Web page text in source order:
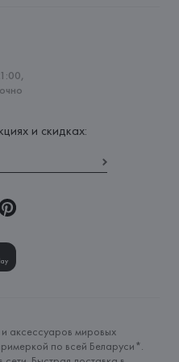
и скидках:
аксессуаров мировых
по всей Беларуси*.